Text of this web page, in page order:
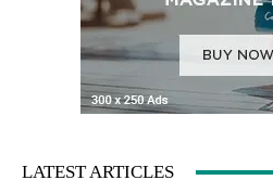
LATEST ARTICLES